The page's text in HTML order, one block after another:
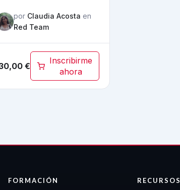
por Claudia Acosta en
Red Team
€
Inscribirme
ahora
FORMACIÓN RECURSOS